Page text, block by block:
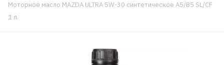
Моторное масло MAZDA ULTRA 5W-30 синтетическое A5/B5 SL/CF
1 л.